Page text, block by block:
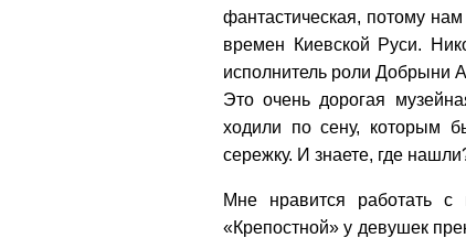
фантастическая, потому
времен Киевской Руси.
исполнитель роли Добрыни
Это очень дорогая
ходили по сену, которым
сережку. И знаете, где
Мне нравится работать
«Крепостной» у девушек